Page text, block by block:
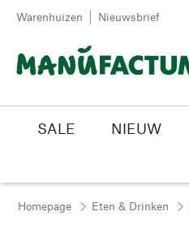
Passer au contenu
Warenhuizen Nieuwsbrief
SALE NIEUW
Homepage Eten & Drinken